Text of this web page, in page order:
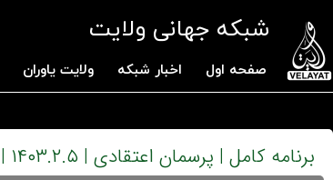
شبکه جهانی ولایت
صفحه اول اخبار شبکه ولایت یاوران
برنامه کامل | پرسمان اعتقادی | ۱۴۰۳.۲.۵ | استاد محمدی